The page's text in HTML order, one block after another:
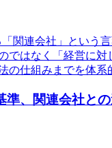
関連会社」という
ではなく「経営に
の仕組みまでを体系
準、関連会社と